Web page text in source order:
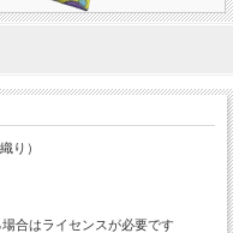
り）
合はライセンスが必要です